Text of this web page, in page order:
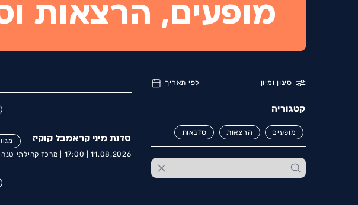
מופעים, הרצאות
סינון ומיון לפי תאריך
קטגוריה
מופעים הרצאות סדנאות
סדנת מיני קראמבל קוקיז
11.08.2026 |
17:00 | מרכז קהילתי טנה